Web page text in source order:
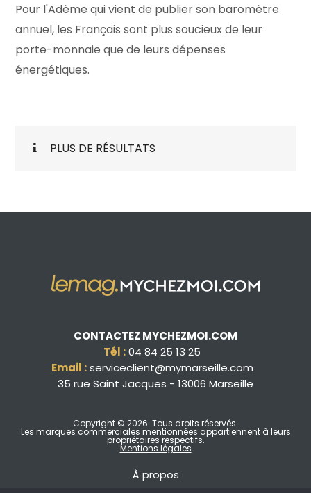
Pour l'Adème qui vient de publier son baromètre
annuel, les Français sont plus soucieux de leur
porte-monnaie que de leurs dépenses
énergétiques.
PLUS DE RÉSULTATS
CONTACTEZ MYCHEZMOI.COM
Tél :04 84 25 13 25
Email : serviceclient@mymarseille.com
35 rue Saint Jacques - 13006 Marseille
Copyright © 2026. Tous droits réservés.
Les marques commerciales mentionnées appartiennent à leurs
propriétaires respectifs.
Mentions légales
À propos